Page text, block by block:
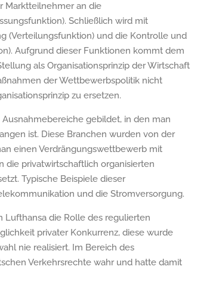
Marktteilnehmer an die
Schließlich wird mit
(Verteilungsfunktion) und die Kontrolle und
Aufgrund dieser Funktionen kommt dem
als Organisationsprinzip der Wirtschaft
der Wettbewerbspolitik nicht
zu ersetzen.
gebildet, in den man
ist. Diese Branchen wurden von der
einen Verdrängungswettbewerb mit
die privatwirtschaftlich organisierten
Typische Beispiele dieser
und die Stromversorgung.
die Rolle des regulierten
privater Konkurrenz, diese wurde
nie realisiert. Im Bereich des
Verkehrsrechte wahr und hatte damit